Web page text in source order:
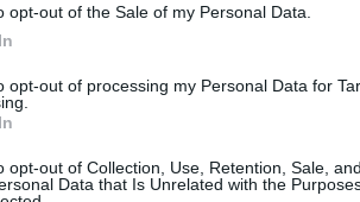
opt-out of the Sale of my Personal Data.
opt-out of processing my Personal Data for
opt-out of Collection, Use, Retention, Sale,
Data that Is Unrelated with the
όμως δίνει καλύτερο
να αντιπροσωπεύει ένα
περιορίζεται στα 250 km/h,